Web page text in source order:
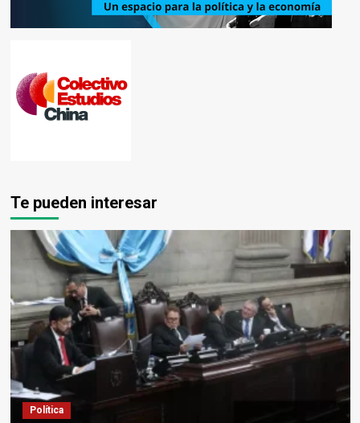
Te pueden interesar
Política